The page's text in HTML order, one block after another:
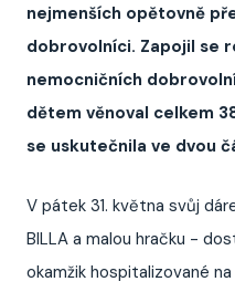
nejmenších opětovně
dobrovolníci. Zapojil se
nemocničních
dětem věnoval celkem
se uskutečnila ve dvou
V pátek 31. května svůj
BILLA a malou hračku -
okamžik hospitalizované